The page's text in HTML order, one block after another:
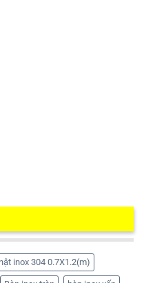
inox 304 0.7X1.2(m)